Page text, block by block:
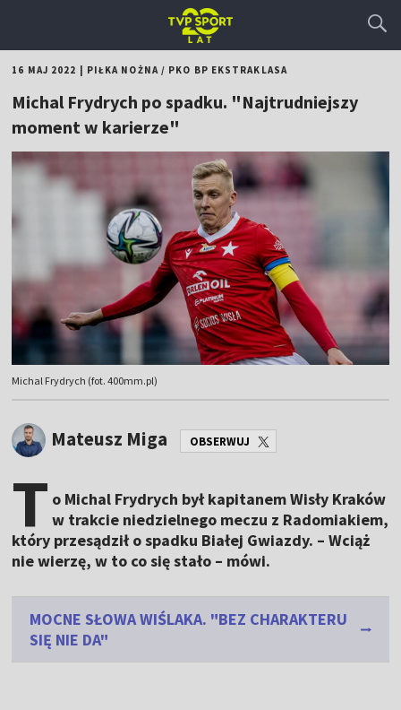
16 MAJ 2022 PIŁKA NOŻNA/ PKO BP EKSTRAKLASA
Michal Frydrych po spadku. "Najtrudniejszy
moment w karierze"
Michal Frydrych (fot. 400mm.pl)
Mateusz Miga OBSERWUJ
T o Michal Frydrych był kapitanem Wisły Kraków
w trakcie niedzielnego meczu z Radomiakiem,
który przesądził o spadku Białej Gwiazdy. – Wciąż
nie wierzę, w to co się stało – mówi.
MOCNE SŁOWA WIŚLAKA. "BEZ CHARAKTERU
SIĘ NIE DA"